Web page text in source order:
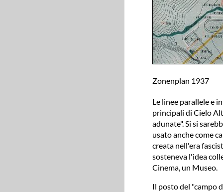
Zonenplan 1937
Le linee parallele e
principali di Cielo
adunate". Si si
usato anche come
creata nell'era
sosteneva l'idea
Cinema, un Museo.
Il posto del "campo